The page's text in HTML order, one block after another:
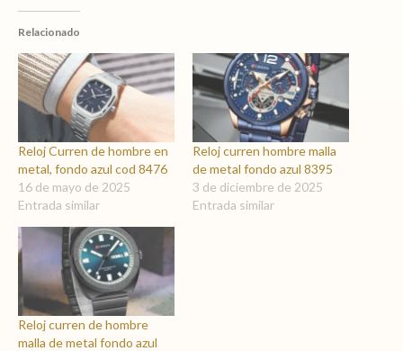
Relacionado
Reloj Curren de hombre en
metal, fondo azul cod 8476
16 de mayo de 2025
Entrada similar
Reloj curren hombre malla
de metal fondo azul 8395
3 de diciembre de 2025
Entrada similar
Reloj curren de hombre
malla de metal fondo azul